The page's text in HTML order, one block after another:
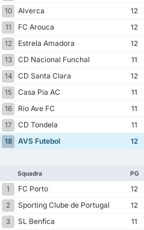
10
Alverca 12
11
FC Arouca 12
12
Estrela Amadora 12
13
CD Nacional Funchal 11
14
CD Santa Clara 12
15
Casa Pia AC 11
16
Rio Ave FC 11
17
CD Tondela 11
18
AVS Futebol 12
Squadra PG
1 FC Porto 12
2
Sporting Clube de Portugal 12
3
SL Benfica 11